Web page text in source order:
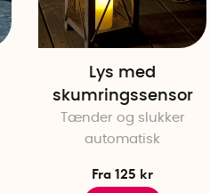
Lys med
skumringssensor
Tænder og slukker
automatisk
Fra 125 kr